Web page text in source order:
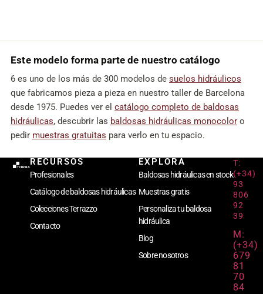
Este modelo forma parte de nuestro catálogo
6 es uno de los más de 300 modelos de suelos hidráulicos
que fabricamos pieza a pieza en nuestro taller de Barcelona
desde 1975. Puedes ver el catálogo completo de baldosas
hidráulicas, descubrir las baldosas hidráulicas monocolor o
pedir muestras gratuitas para verlo en tu espacio.
RECURSOS
Profesionales
Catálogo de baldosas hidráulicas
Colecciones Terrazzo
Contacto
EXPLORA
Baldosas hidráulicas en stock
Muestras gratis
Personaliza tu baldosa
hidráulica
Blog
Sobre nosotros
T:
(+34)
93
806
92
39
M:
(+34)
679
81
70
84